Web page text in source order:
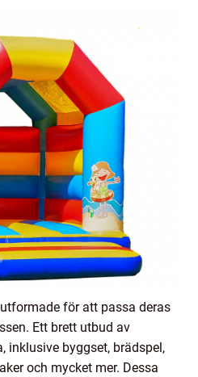
för att passa deras
Ett brett utbud av
inklusive byggset, brädspel,
och mycket mer. Dessa